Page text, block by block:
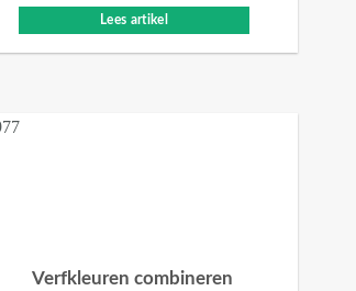
Lees artikel
Verfkleuren combineren